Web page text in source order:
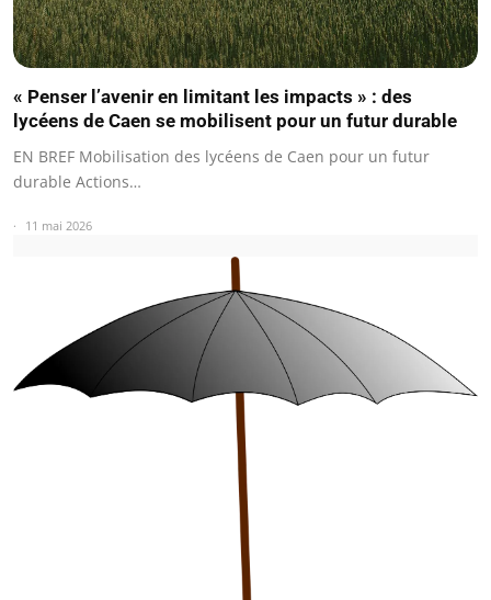
« Penser l’avenir en limitant les impacts » : des
lycéens de Caen se mobilisent pour un futur durable
EN BREF Mobilisation des lycéens de Caen pour un futur
durable Actions…
11 mai 2026